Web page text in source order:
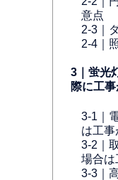
意点
2-3｜
2-4｜
3｜蛍光
際に工
3-1｜
は工
3-2｜
場合は
3-3｜